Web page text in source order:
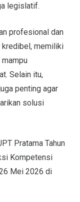
legislatif.
profesional dan
kredibel, memiliki
Selain itu,
penting agar
solusi
Pratama Tahun
Kompetensi
Mei 2026 di